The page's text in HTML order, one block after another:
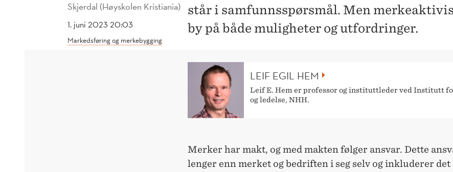
Skjerdal (Høyskolen Kristiania)
1. juni 2023 20:03
Markedsføring og merkebygging
står i samfunnsspørsmål. Men
by på både muligheter og utfordringer.
LEIF EGIL HEM
Leif E. Hem er professor og instituttleder ved Institutt
og ledelse, NHH.
Merker har makt, og med makten følger ansvar. Dette
lenger enn merket og bedriften i seg selv og inkluderer det